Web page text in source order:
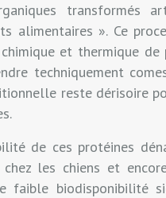
transformés
alimentaires ». Ce
et thermique de
techniquement
reste dérisoire
de ces protéines
chez les chiens et
faible biodisponibilité